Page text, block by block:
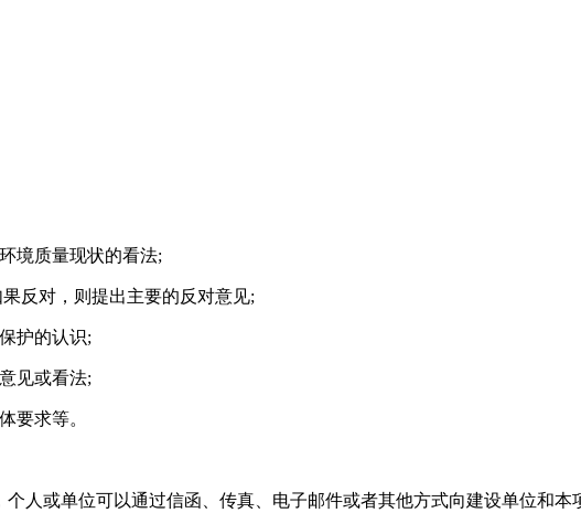
境质量现状的看法;
反对，则提出主要的反对意见;
护的认识;
见或看法;
要求等。
或单位可以通过信函、传真、电子邮件或者其他方式向建设单位和本